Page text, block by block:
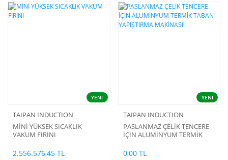
YENİ
TAIPAN INDUCTION
MİNİ YÜKSEK SICAKLIK
VAKUM FIRINI
2.556.576,45 TL
YENİ
TAIPAN INDUCTION
PASLANMAZ ÇELİK TENCERE
İÇİN ALUMİNYUM TERMİK
0,00 TL